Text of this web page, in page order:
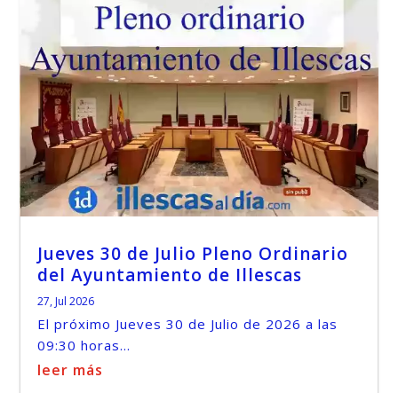
Jueves 30 de Julio Pleno Ordinario
del Ayuntamiento de Illescas
27, Jul 2026
El próximo Jueves 30 de Julio de 2026 a las
09:30 horas...
leer más